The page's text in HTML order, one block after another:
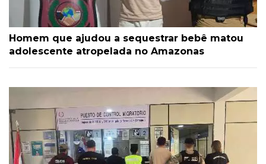
Homem que ajudou a sequestrar bebê matou
adolescente atropelada no Amazonas